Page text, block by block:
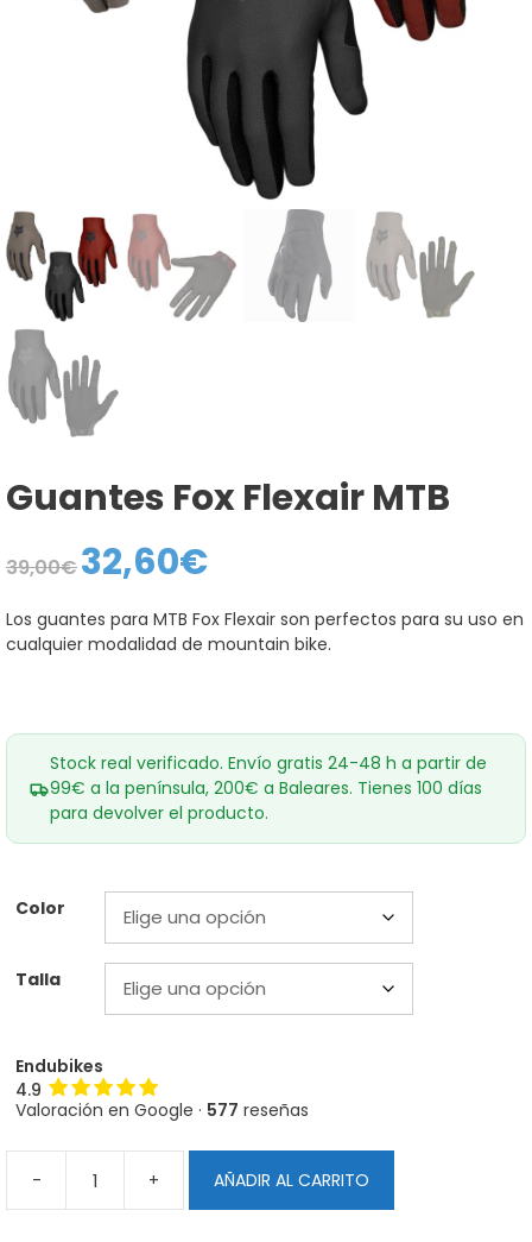
Guantes Fox Flexair MTB
39,00€
El
precio
era:
39,00€.
32,60€El
precio
es:
32,60€.
Los guantes para MTB Fox Flexair son perfectos para su uso en
cualquier modalidad de mountain bike.
Stock real verificado. Envío gratis 24-48 h a partir de
99€ a la península, 200€ a Baleares. Tienes 100 días
para devolver el producto.
Color
Talla
Endubikes
4.9
Valoración en Google · 577 reseñas
-
Guantes
Fox
+ AÑADIR AL CARRITO